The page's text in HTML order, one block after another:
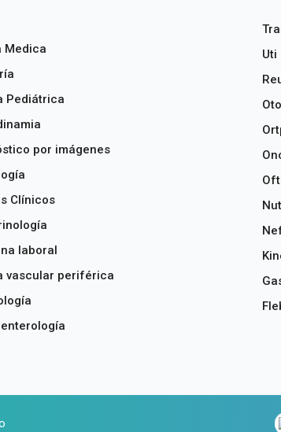
Medica
Pediátrica
por imágenes
Clínicos
laboral
vascular periférica
Uti